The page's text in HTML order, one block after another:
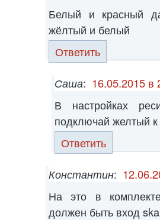
Белый и красный
жёлтый и белый
Ответить
Саша: 16.05.2015 в
В настройках
подключай желтый
Ответить
Константин:
На это в
должен быть вход